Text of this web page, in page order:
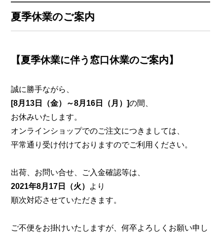
夏季休業のご案内
【夏季休業に伴う窓口休業のご案内】
誠に勝手ながら、
[8月13日（金）～8月16日（月）]の間、
お休みいたします。
オンラインショップでのご注文につきましては、
平常通り受け付けておりますのでご利用ください。
出荷、お問い合せ、ご入金確認等は、
2021年8月17日（火） より
順次対応させていただきます。
ご不便をお掛けいたしますが、何卒よろしくお願い申し